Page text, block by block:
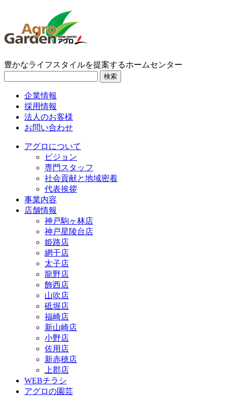
豊かなライフスタイルを提案するホームセンター
検索
企業情報
採用情報
法人のお客様
お問い合わせ
アグロについて
ビジョン
専門スタッフ
社会貢献と地域密着
代表挨拶
事業内容
店舗情報
神戸駒ヶ林店
神戸星陵台店
姫路店
網干店
太子店
龍野店
飾西店
山吹店
砥堀店
福崎店
新山崎店
小野店
佐用店
新赤穂店
上郡店
WEBチラシ
アグロの園芸